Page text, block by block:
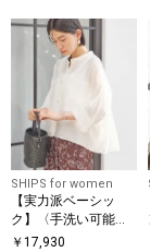
SHIPS for women
【実力派ベーシッ
ク】〈手洗い可能〉
シルク混 シアー 羽織
￥ 17,930